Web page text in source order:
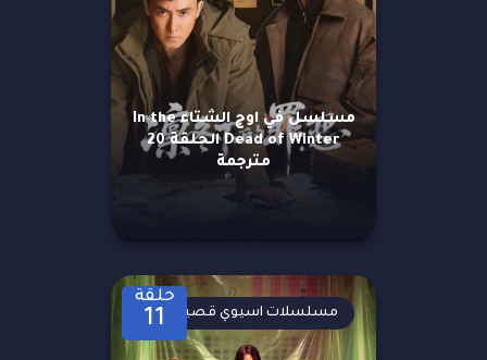
مسلسل في اوج الشتاء In the
Dead of Winter الحلقة 20
مترجمة
حلقة
11 مسلسلات اسيوي قصيرة